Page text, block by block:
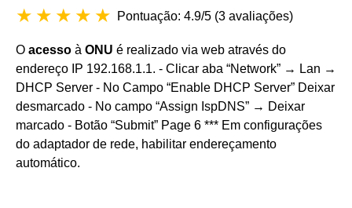
Pontuação: 4.9/5 (3 avaliações)
O acesso à ONU é realizado via web através do
endereço IP 192.168.1.1. - Clicar aba “Network” → Lan →
DHCP Server - No Campo “Enable DHCP Server” Deixar
desmarcado - No campo “Assign IspDNS” → Deixar
marcado - Botão “Submit” Page 6 *** Em configurações
do adaptador de rede, habilitar endereçamento
automático.